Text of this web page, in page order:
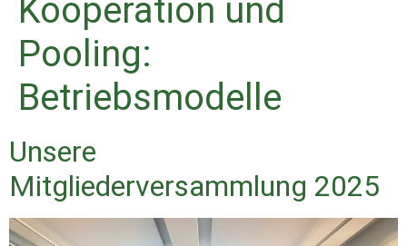
Kooperation und
Pooling:
Betriebsmodelle
Unsere
Mitgliederversammlung 2025